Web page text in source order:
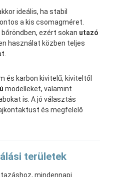
ideális, ha stabil
a kis csomagméret.
ezért sokan utazó
használat közben teljes
és karbon kivitelű, kiviteltől
modelleket, valamint
is. A jó választás
és megfelelő
területek
mindennapi